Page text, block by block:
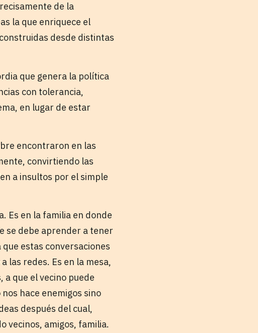
de la
la que enriquece el
desde distintas
que genera la política
con tolerancia,
en lugar de estar
encontraron en las
convirtiendo las
a insultos por el simple
Es en la familia en donde
se debe aprender a tener
estas conversaciones
las redes. Es en la mesa,
que el vecino puede
hace enemigos sino
después del cual,
vecinos, amigos, familia.